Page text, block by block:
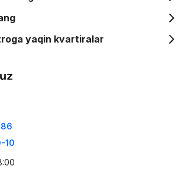
yaqin kvartiralar
10